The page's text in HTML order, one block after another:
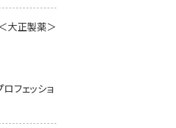
大正製薬＞
フェッショ